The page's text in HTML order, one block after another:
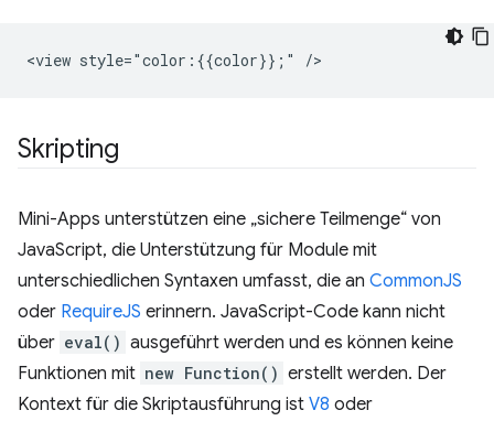
Skripting
Mini-Apps unterstützen eine „sichere Teilmenge“ von
JavaScript, die Unterstützung für Module mit
unterschiedlichen Syntaxen umfasst, die an CommonJS
oder RequireJS erinnern. JavaScript-Code kann nicht
über eval() ausgeführt werden und es können keine
Funktionen mit new Function() erstellt werden. Der
Kontext für die Skriptausführung ist V8 oder